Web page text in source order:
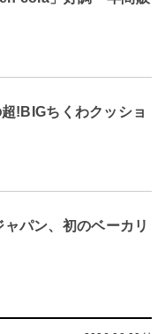
!BIGちくわクッショ
ャパン、初のベーカリ